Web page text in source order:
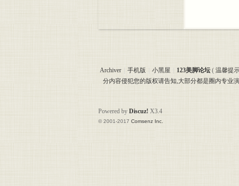
Archiver 手机版 小黑屋 123美脚论坛 ( 温馨提
分内容侵犯您的版权请告知,大部分都是圈内专业
Powered by Discuz! X3.4
© 2001-2017 Comsenz Inc.